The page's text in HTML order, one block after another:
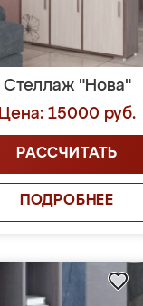
Стеллаж "Нова"
Цена: 15000 руб.
РАССЧИТАТЬ
ПОДРОБНЕЕ